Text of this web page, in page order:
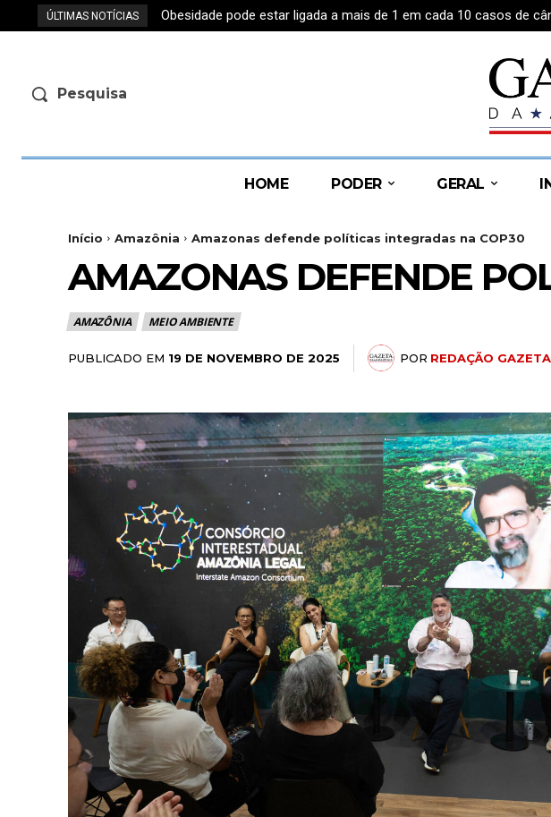
ÚLTIMAS NOTÍCIAS Obesidade pode estar ligada a mais de 1 em cada 10 casos de
Wilson Lima oficializa candidatura ao Senado pela coligação
Pesquisa
HOME PODER GERAL
Início Amazônia Amazonas defende políticas integradas na COP30
AMAZONAS DEFENDE
AMAZÔNIA MEIO AMBIENTE
PUBLICADO EM 19 DE NOVEMBRO DE 2025 POR REDAÇÃO